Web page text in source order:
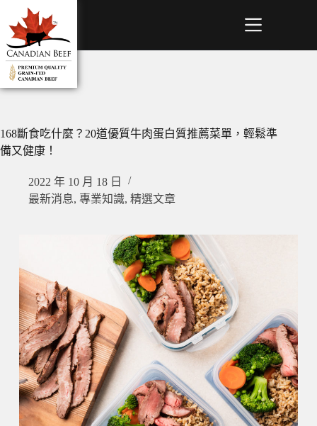
168斷食吃什麼？20道優質牛肉蛋白質推薦菜單，輕鬆準
備又健康！
2022 年 10 月 18 日
最新消息, 專業知識, 精選文章